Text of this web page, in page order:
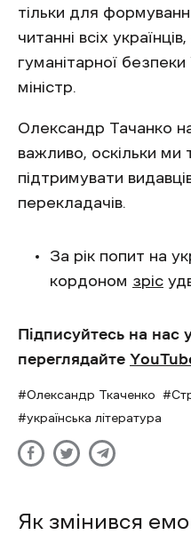
тільки для
читанні всіх
гуманітарної
міністр.
Олександр Тачанко
важливо, оскільки
підтримувати
перекладачів.
За рік попит на
кордоном зріс
Підписуйтесь на нас
переглядайте
Олександр Ткаченко
українська література
Як змінився